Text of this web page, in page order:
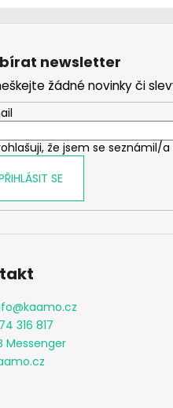
newsletter
žádné novinky či
že jsem se seznámil/
SE
@kaamo.cz
316 817
Messenger